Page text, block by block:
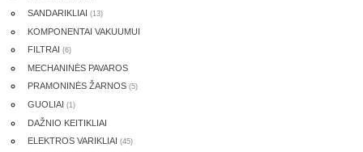
SANDARIKLIAI (13)
KOMPONENTAI VAKUUMUI
FILTRAI (6)
MECHANINĖS PAVAROS
PRAMONINĖS ŽARNOS (5)
GUOLIAI (1)
DAŽNIO KEITIKLIAI
ELEKTROS VARIKLIAI (45)